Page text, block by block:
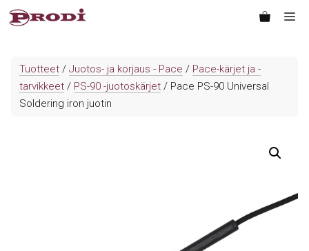
Siirry
sisältöön
Tuotteet / Juotos- ja korjaus - Pace / Pace-kärjet ja -
tarvikkeet / PS-90 -juotoskärjet / Pace PS-90 Universal
Soldering iron juotin